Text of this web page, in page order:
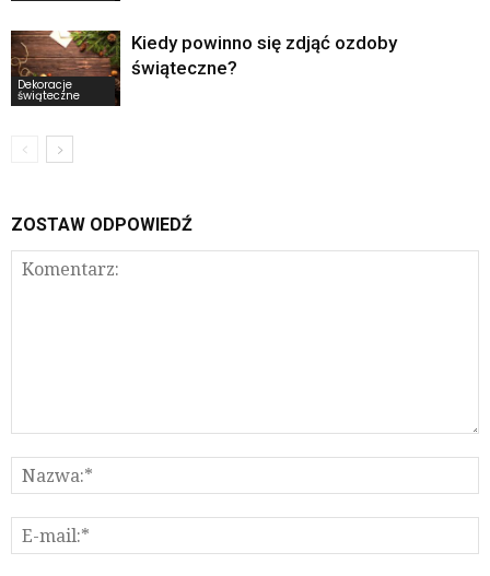
Dekoracje
świąteczne
Kiedy powinno się zdjąć ozdoby
świąteczne?
ZOSTAW ODPOWIEDŹ